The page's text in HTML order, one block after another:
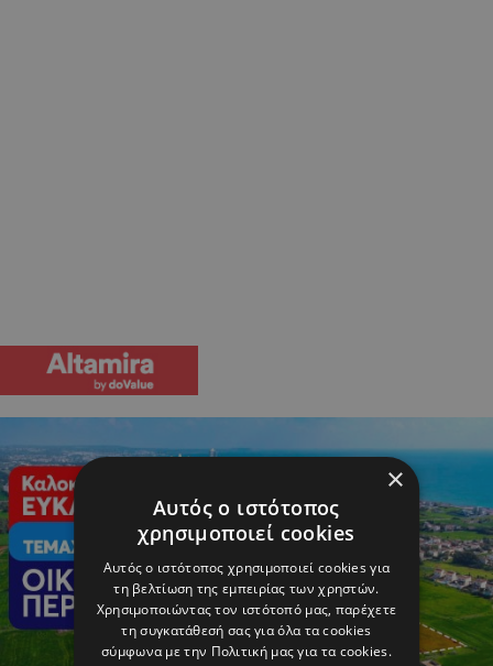
×
Αυτός ο ιστότοπος
χρησιμοποιεί cookies
Αυτός ο ιστότοπος χρησιμοποιεί cookies για
τη βελτίωση της εμπειρίας των χρηστών.
Χρησιμοποιώντας τον ιστότοπό μας, παρέχετε
τη συγκατάθεσή σας για όλα τα cookies
σύμφωνα με την Πολιτική μας για τα cookies.